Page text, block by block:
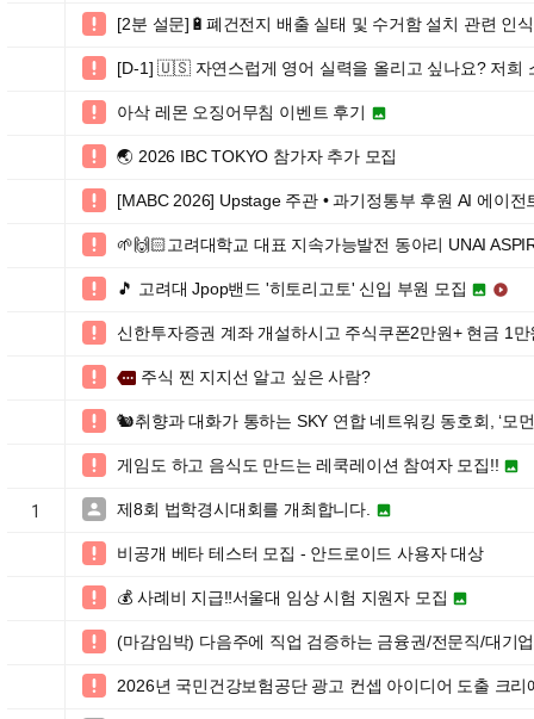
 [2분 설문]🔋폐건전지 배출 실태 및 수거함 설치 관련 인
 [D-1] 🇺🇸 자연스럽게 영어 실력을 올리고 싶나요? 저희
 아삭 레몬 오징어무침 이벤트 후기 
 🌏 2026 IBC TOKYO 참가자 추가 모집
 [MABC 2026] Upstage 주관 • 과기정통부 후원 AI 에이전
 🌱🙌🏻고려대학교 대표 지속가능발전 동아리 UNAI
 🎵 고려대 Jpop밴드 '히토리고토' 신입 부원 모집  
 신한투자증권 계좌 개설하시고 주식쿠폰2만원+ 현금 1
 more 주식 찐 지지선 알고 싶은 사람?
 🐿️취향과 대화가 통하는 SKY 연합 네트워킹 동호회, ‘모
 게임도 하고 음식도 만드는 레쿡레이션 참여자 모집!! 
1  제8회 법학경시대회를 개최합니다. 
 비공개 베타 테스터 모집 - 안드로이드 사용자 대상
 💰 사례비 지급‼️서울대 임상 시험 지원자 모집 
 (마감임박) 다음주에 직업 검증하는 금융권/전문직/대기
 2026년 국민건강보험공단 광고 컨셉 아이디어 도출 크